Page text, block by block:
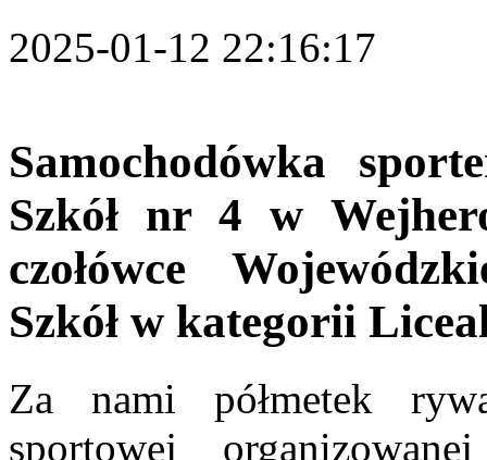
2025-01-12 22:16:17
Samochodówka
Szkół nr 4 w
czołówce
Szkół w kategorii
Za nami półmetek
sportowej